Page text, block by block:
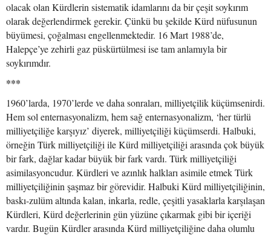
olacak olan Kürdlerin sistematik idamlarını da bir çeşit soykırım
olarak değerlendirmek gerekir. Çünkü bu şekilde Kürd nüfusunun
büyümesi, çoğalması engellenmektedir. 16 Mart 1988’de,
Halepçe’ye zehirli gaz püskürtülmesi ise tam anlamıyla bir
soykırımdır.
***
1960’larda, 1970’lerde ve daha sonraları, milliyetçilik küçümsenirdi.
Hem sol enternasyonalizm, hem sağ enternasyonalizm, ‘her türlü
milliyetçiliğe karşıyız’ diyerek, milliyetçiliği küçümserdi. Halbuki,
örneğin Türk milliyetçiliği ile Kürd milliyetçiliği arasında çok büyük
bir fark, dağlar kadar büyük bir fark vardı. Türk milliyetçiliği
asimilasyoncudur. Kürdleri ve azınlık halkları asimile etmek Türk
milliyetçiliğinin şaşmaz bir görevidir. Halbuki Kürd milliyetçiliğinin,
baskı-zulüm altında kalan, inkarla, redle, çeşitli yasaklarla karşılaşan
Kürdleri, Kürd değerlerinin gün yüzüne çıkarmak gibi bir içeriği
vardır. Bugün Kürdler arasında Kürd milliyetçiliğine daha olumlu